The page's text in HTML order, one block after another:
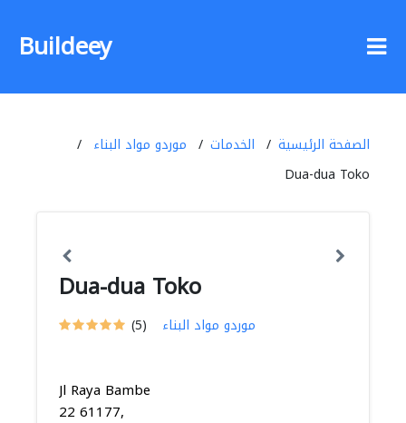
Buildeey
الصفحة الرئيسية الخدمات
موردو مواد البناء
Dua-dua Toko
Dua-dua Toko
(5) موردو مواد البناء
Jl Raya Bambe
22 61177,